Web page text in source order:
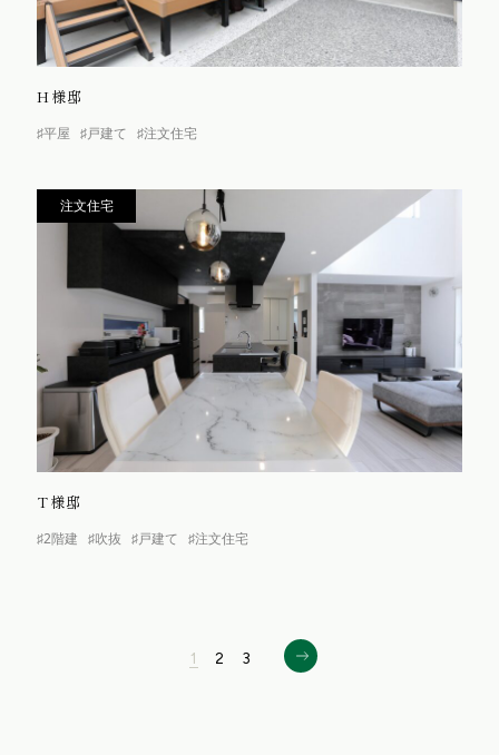
H様邸
♯平屋 ♯戸建て ♯注文住宅
注文住宅
T様邸
♯2階建 ♯吹抜 ♯戸建て ♯注文住宅
1 2 3